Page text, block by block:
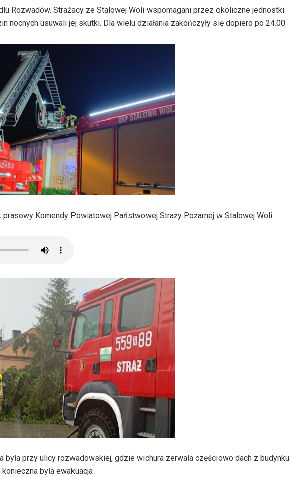
Rozwadów. Strażacy ze Stalowej Woli wspomagani przez okoliczne jednostki
nocnych usuwali jej skutki. Dla wielu działania zakończyły się dopiero po 24.00.
prasowy Komendy Powiatowej Państwowej Straży Pożarnej w Stalowej Woli
była przy ulicy rozwadowskiej, gdzie wichura zerwała częściowo dach z budynku
była ewakuacja